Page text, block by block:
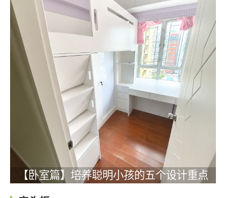
【卧室篇】培养聪明小孩的五个设计重点